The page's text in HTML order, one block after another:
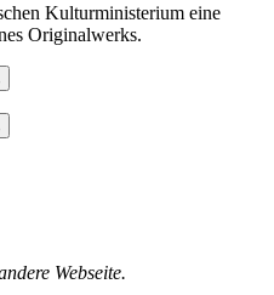
Kulturministerium eine
Originalwerks.
Webseite.